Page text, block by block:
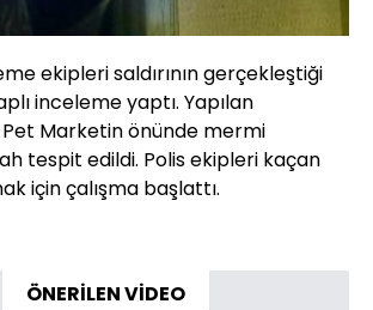
ekipleri saldırının gerçekleştiği
inceleme yaptı. Yapılan
Marketin önünde mermi
tespit edildi. Polis ekipleri kaçan
için çalışma başlattı.
ÖNERİLEN VİDEO